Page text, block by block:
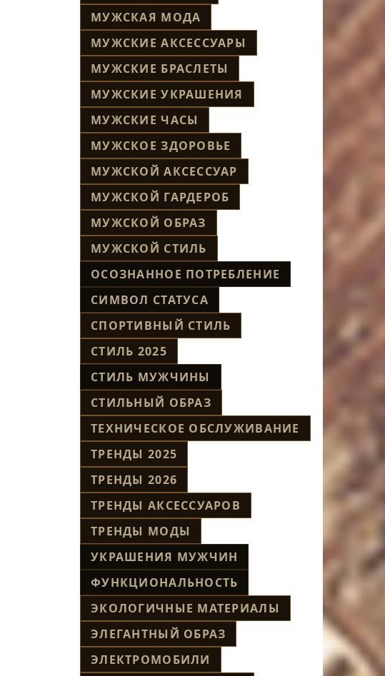
МУЖСКАЯ МОДА
МУЖСКИЕ АКСЕССУАРЫ
МУЖСКИЕ БРАСЛЕТЫ
МУЖСКИЕ УКРАШЕНИЯ
МУЖСКИЕ ЧАСЫ
МУЖСКОЕ ЗДОРОВЬЕ
МУЖСКОЙ АКСЕССУАР
МУЖСКОЙ ГАРДЕРОБ
МУЖСКОЙ ОБРАЗ
МУЖСКОЙ СТИЛЬ
ОСОЗНАННОЕ ПОТРЕБЛЕНИЕ
СИМВОЛ СТАТУСА
СПОРТИВНЫЙ СТИЛЬ
СТИЛЬ 2025
СТИЛЬ МУЖЧИНЫ
СТИЛЬНЫЙ ОБРАЗ
ТЕХНИЧЕСКОЕ ОБСЛУЖИВАНИЕ
ТРЕНДЫ 2025
ТРЕНДЫ 2026
ТРЕНДЫ АКСЕССУАРОВ
ТРЕНДЫ МОДЫ
УКРАШЕНИЯ МУЖЧИН
ФУНКЦИОНАЛЬНОСТЬ
ЭКОЛОГИЧНЫЕ МАТЕРИАЛЫ
ЭЛЕГАНТНЫЙ ОБРАЗ
ЭЛЕКТРОМОБИЛИ